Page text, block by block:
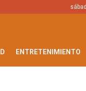
ENTRETENIMIENTO